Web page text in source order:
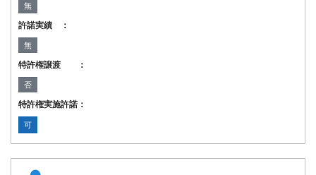
無
許諾実績 ：
無
特許権譲渡 ：
否
特許権実施許諾：
可